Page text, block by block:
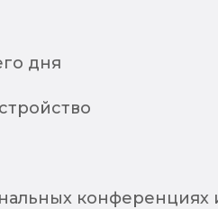
дня
конференциях